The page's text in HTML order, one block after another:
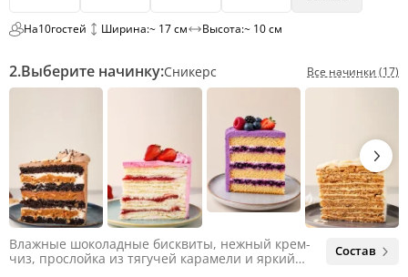
На10гостей Ширина:~ 17 см Высота:~ 10 см
2.Выберите начинку:Сникерс Все начинки (17)
Влажные шоколадные бисквиты, нежный крем-
чиз, прослойка из тягучей карамели и яркий
Состав